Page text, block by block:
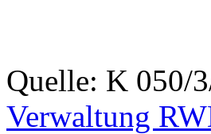
Quelle: K 050/
Verwaltung